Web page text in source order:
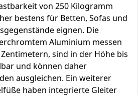
von 250 Kilogramm
bestens für Betten, Sofas und
eignen. Die
Aluminium messen
sind in der Höhe bis
und können daher
ausgleichen. Ein weiterer
haben integrierte Gleiter